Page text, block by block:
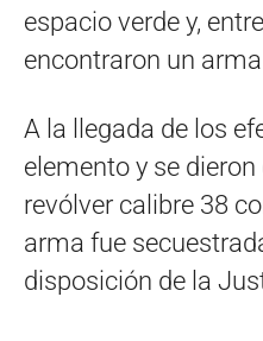
espacio verde y,
encontraron un
A la llegada de los
elemento y se
revólver calibre 38
arma fue
disposición de la